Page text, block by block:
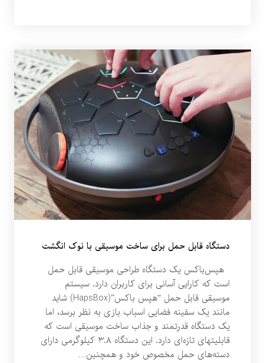
دستگاه قابل حمل برای ساخت موسیقی با نوک انگشت
هپس‌باکس یک دستگاه طراحی موسیقی قابل حمل
است که کارایی آسانی برای کاربران دارد. سیستم
موسیقی قابل حمل “هپس باکس”(HapsBox) شاید
مانند یک سفینه فضایی اسباب بازی به نظر برسد، اما
یک دستگاه قدرتمند و جذاب ساخت موسیقی است که
قابلیتهای تازه‌ای دارد. این دستگاه ۳.۸ کیلوگرمی دارای
دسته‌های حمل مخصوص خود و همچنین…